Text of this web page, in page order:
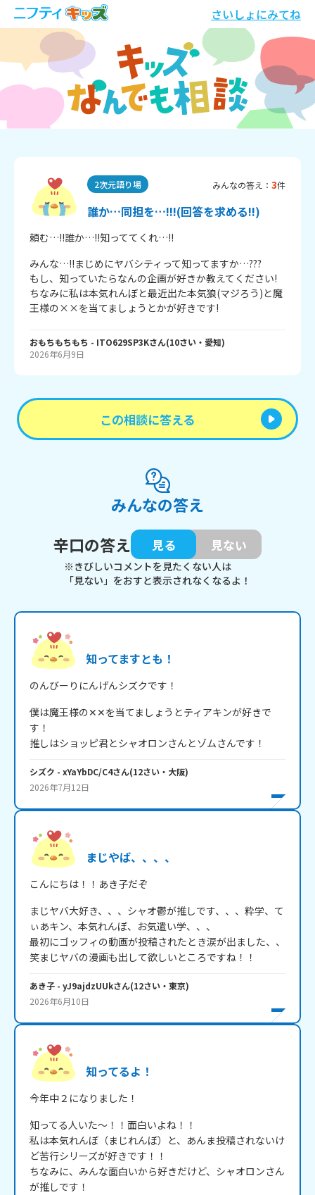
さいしょにみてね
2次元語り場 みんなの答え： 3件
誰か…同担を…!!!(回答を求める!!)
頼む…!!誰か…!!知っててくれ…!!
みんな…!!まじめにヤバシティって知ってますか…???
もし、知っていたらなんの企画が好きか教えてください!
ちなみに私は本気れんぼと最近出た本気狼(マジろう)と魔
王様の××を当てましょうとかが好きです!
おもちもちもち - ITO629SP3Kさん(10さい・ 愛知)
2026年6月9日
この相談に答える
みんなの答え
辛口の答え
見る 見ない
※きびしいコメントを見たくない人は
「見ない」をおすと表示されなくなるよ！
知ってますとも！
のんびーりにんげんシズクです！
僕は魔王様の✕✕を当てましょうとティアキンが好きで
す！
推しはショッピ君とシャオロンさんとゾムさんです！
シズク - xYaYbDC/C4さん(12さい・ 大阪)
2026年7月12日
まじやば、、、、
こんにちは！！あき子だぞ
まじヤバ大好き、、、シャオ鬱が推しです、、、粋学、て
ぃあキン、本気れんぼ、お気遣い学、、、
最初にゴッフィの動画が投稿されたとき涙が出ました、、
笑まじヤバの漫画も出して欲しいところですね！！
あき子 - yJ9ajdzUUkさん(12さい・ 東京)
2026年6月10日
知ってるよ！
今年中２になりました！
知ってる人いた～！！面白いよね！！
私は本気れんぼ（まじれんぼ）と、あんま投稿されないけ
ど苦行シリーズが好きです！！
ちなみに、みんな面白いから好きだけど、シャオロンさん
が推しです！